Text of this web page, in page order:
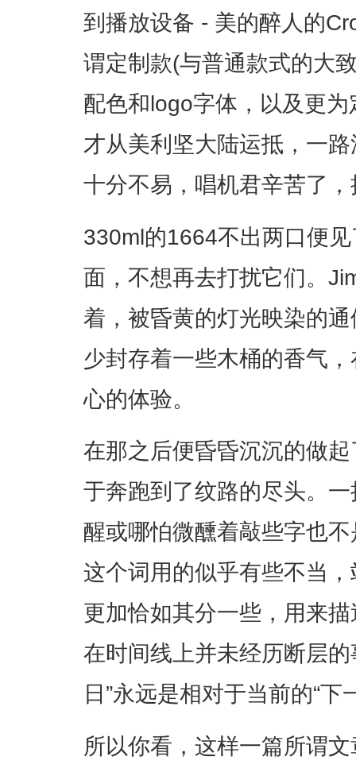
到播放设备 - 美的醉人的
谓定制款(与普通款式的大
配色和logo字体，以及更
才从美利坚大陆运抵，一
十分不易，唱机君辛苦了
330ml的1664不出两口便
面，不想再去打扰它们。
着，被昏黄的灯光映染的
少封存着一些木桶的香气
心的体验。
在那之后便昏昏沉沉的做
于奔跑到了纹路的尽头。
醒或哪怕微醺着敲些字也
这个词用的似乎有些不当
更加恰如其分一些，用来
在时间线上并未经历断层
日”永远是相对于当前的“下
所以你看，这样一篇所谓